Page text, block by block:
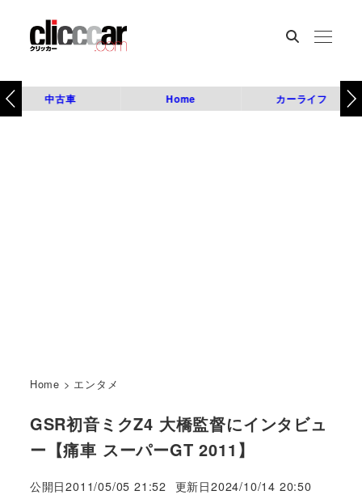
中古車 Home カーライフ
Home > エンタメ
GSR初音ミクZ4 大橋監督にインタビュ
ー【痛車 スーパーGT 2011】
公開日2011/05/05 21:52 更新日2024/10/14 20:50